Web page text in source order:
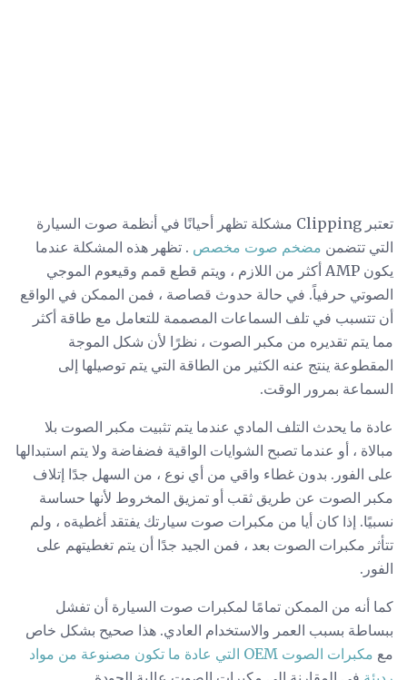
تعتبر Clipping مشكلة تظهر أحيانًا في أنظمة صوت السيارة
التي تتضمن مضخم صوت مخصص . تظهر هذه المشكلة عندما
يكون AMP أكثر من اللازم ، ويتم قطع قمم وقيعوم الموجي
الصوتي حرفياً. في حالة حدوث قصاصة ، فمن الممكن في الواقع
أن تتسبب في تلف السماعات المصممة للتعامل مع طاقة أكثر
مما يتم تقديره من مكبر الصوت ، نظرًا لأن شكل الموجة
المقطوعة ينتج عنه الكثير من الطاقة التي يتم توصيلها إلى
السماعة بمرور الوقت.
عادة ما يحدث التلف المادي عندما يتم تثبيت مكبر الصوت بلا
مبالاة ، أو عندما تصبح الشوايات الواقية فضفاضة ولا يتم استبدالها
على الفور. بدون غطاء واقي من أي نوع ، من السهل جدًا إتلاف
مكبر الصوت عن طريق ثقب أو تمزيق المخروط لأنها حساسة
نسبيًا. إذا كان أيا من مكبرات صوت سيارتك يفتقد أغطيةه ، ولم
تتأثر مكبرات الصوت بعد ، فمن الجيد جدًا أن يتم تغطيتهم على
الفور.
كما أنه من الممكن تمامًا لمكبرات صوت السيارة أن تفشل
ببساطة بسبب العمر والاستخدام العادي. هذا صحيح بشكل خاص
مع
مكبرات الصوت OEM التي عادة ما تكون مصنوعة من مواد